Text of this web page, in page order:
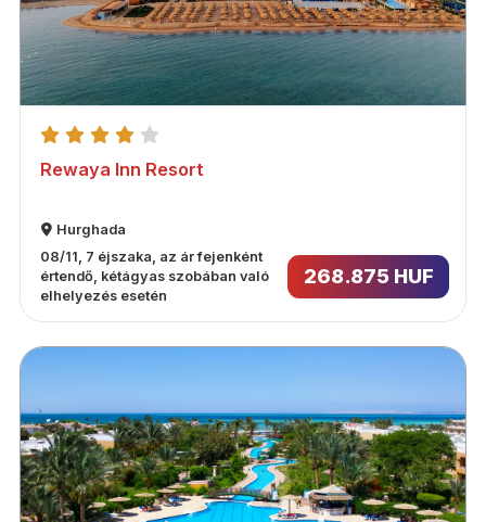
Rewaya Inn Resort
Hurghada
08/11, 7 éjszaka, az ár fejenként
értendő, kétágyas szobában való
elhelyezés esetén
268.875 HUF